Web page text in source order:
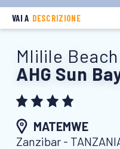
VAI A DESCRIZIONE
Mlilile
AHG Sun
MATEMWE
Zanzibar -